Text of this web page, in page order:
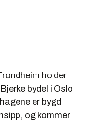
holder
bydel i Oslo
er bygd
og kommer